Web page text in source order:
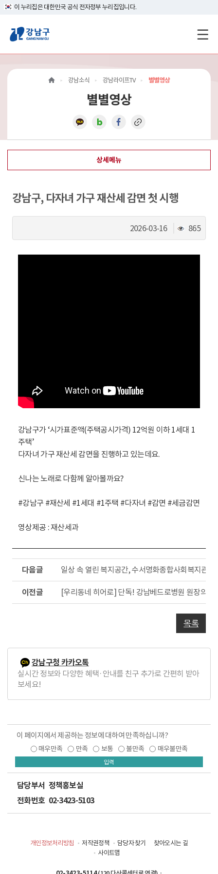
이 누리집은 대한민국 공식 전자정부 누리집입니다.
강
남
구
지
메
인
이
강남소식 강남라이프TV 별별영상
별별영상
상세메뉴
강남구, 다자녀 가구 재산세 감면 첫 시행
2026-03-16
조
회
865
강남구가 ‘시가표준액(주택공시가격) 12억원 이하 1세대 1
주택’
다자녀 가구 재산세 감면을 진행하고 있는데요.
신나는 노래로 다함께 알아볼까요?
#강남구 #재산세 #1세대 #1주택 #다자녀 #감면 #세금감면
영상제공 : 재산세과
글
일상 속 열린 복지공간, 수서명화종합사회복지관
글
[우리동네 히어로] 단독! 강남베드로병원 원장의 숨
목록
강남구청 카카오톡
실시간 정보와 다양한 혜택·안내를 친구 추가로 간편히 받아
보세요!
이 페이지에서 제공하는 정보에 대하여 만족하십니까?
매우만족 만족 보통 불만족 매우불만족
입력
담당부서 정책홍보실
전화번호 02-3423-5103
개인정보처리방침 저작권정책 담당자 찾기
찾아오시는 길
사이트맵